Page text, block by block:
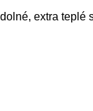
extra teplé